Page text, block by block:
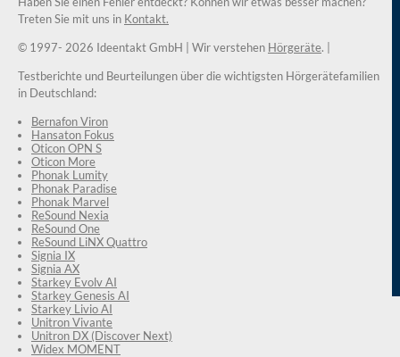
Treten Sie mit uns in Kontakt.
© 1997- 2026 Ideentakt GmbH | Wir verstehen Hörgeräte. |
Testberichte und Beurteilungen über die wichtigsten Hörgerätefamilien
in Deutschland:
Bernafon Viron
Hansaton Fokus
Oticon OPN S
Oticon More
Phonak Lumity
Phonak Paradise
Phonak Marvel
ReSound Nexia
ReSound One
ReSound LiNX Quattro
Signia IX
Signia AX
Starkey Evolv AI
Starkey Genesis AI
Starkey Livio AI
Unitron Vivante
Unitron DX (Discover Next)
Widex MOMENT